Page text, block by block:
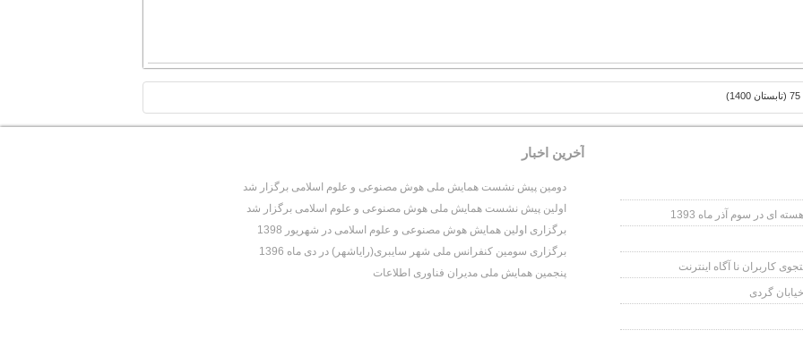
آخرين اخبار
دومین پیش نشست همایش ملی هوش مصنوعی و علوم اسلامی برگزار شد
اولین پیش نشست همایش ملی هوش مصنوعی و علوم اسلامی برگزار شد
برگزاری اولین همایش هوش مصنوعی و علوم اسلامی در شهریور 1398
برگزاری سومین کنفرانس ملی شهر سایبری(رایاشهر) در دی ماه 1396
پنجمین همایش ملی مدیران فناوری اطلاعات
کاربران نا آگاه اینترنت
گردی